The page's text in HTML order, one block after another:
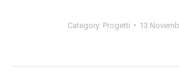
Category: Progetti 13